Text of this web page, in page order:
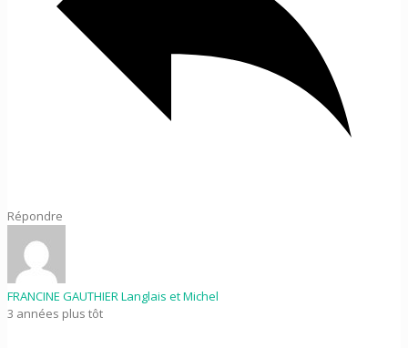
Répondre
FRANCINE GAUTHIER Langlais et Michel
3 années plus tôt